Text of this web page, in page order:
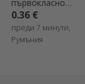
първокласно
качество - формат
10x10 см
0.36 €
преди 7 минути,
Румъния